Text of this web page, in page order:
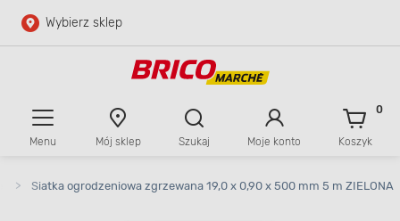
Przejdź do głównej zawartości
Wybierz sklep
Menu Mój sklep Szukaj Moje konto Koszyk
0
> Siatka ogrodzeniowa zgrzewana 19,0 x 0,90 x 500 mm 5 m ZIELONA